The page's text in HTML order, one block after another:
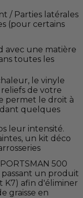
/ Parties latérales
(pour certains
avec une matière
toutes les
le vinyle
de votre
permet le droit à
quelques
leur intensité.
un kit déco
500
un produit
K7) afin d'éliminer
graisse en